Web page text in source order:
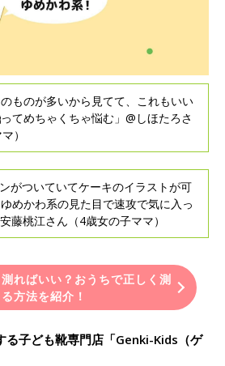
ものが多いから見てて、これもいい
てめちゃくちゃ悩む」@しほたろさ
）
がついていてケーキのイラストが可
めかわ系の見た目で速攻で気に入っ
藤桃江さん（4歳女の子ママ）
ればいい？おうちで正しく測
る方法を紹介！
る子ども靴専門店「Genki-Kids（ゲ